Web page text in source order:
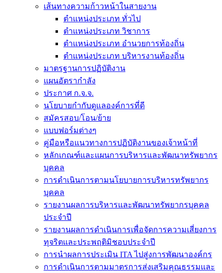
เส้นทางความก้าวหน้าในสายงาน
ตำแหน่งประเภท ทั่วไป
ตำแหน่งประเภท วิชาการ
ตำแหน่งประเภท อำนวยการท้องถิ่น
ตำแหน่งประเภท บริหารงานท้องถิ่น
มาตรฐานการปฏิบัติงาน
แผนอัตรากำลัง
ประกาศ ก.จ.จ.
นโยบายกำกับดูแลองค์การที่ดี
สมัครสอบ/โอน/ย้าย
แบบฟอร์มต่างๆ
คู่มือหรือแนวทางการปฏิบัติงานของเจ้าหน้าที่
หลักเกณฑ์และแผนการบริหารและพัฒนาทรัพยากร
บุคคล
การดำเนินการตามนโยบายการบริหารทรัพยากร
บุคคล
รายงานผลการบริหารและพัฒนาทรัพยากรบุคคล
ประจำปี
รายงานผลการดำเนินการเพื่อจัดการความเสี่ยงการ
ทุจริตและประพฤติมิชอบประจำปี
การนำผลการประเมิน ITA ไปสู่งการพัฒนาองค์กร
การดำเนินการตามมาตรการส่งเสริมคุณธรรมและ